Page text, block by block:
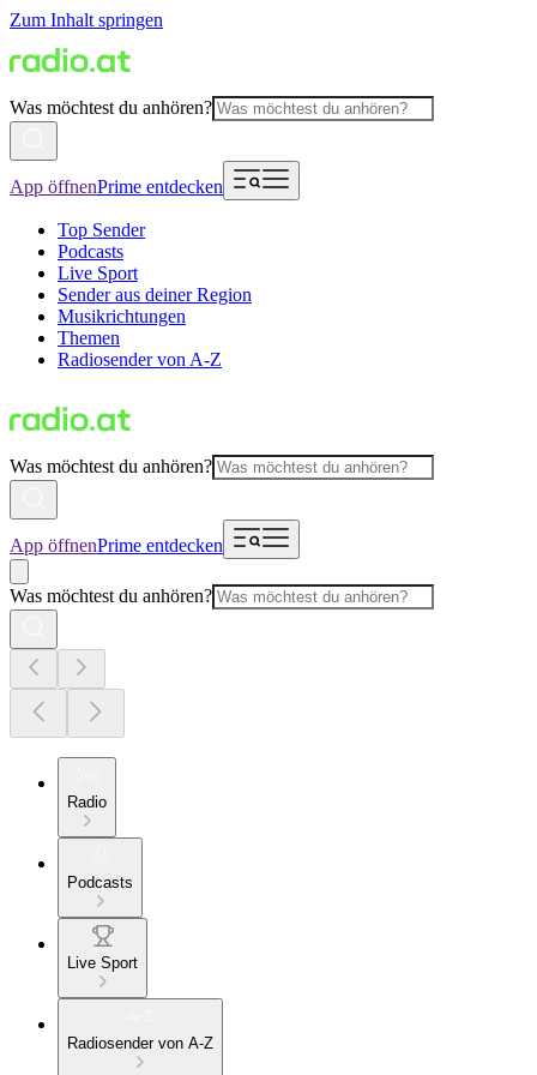
Zum Inhalt springen
Was möchtest du anhören?
App öffnenPrime entdecken
Top Sender
Podcasts
Live Sport
Sender aus deiner Region
Musikrichtungen
Themen
Radiosender von A-Z
Was möchtest du anhören?
App öffnenPrime entdecken
Was möchtest du anhören?
Radio
Podcasts
Live Sport
Radiosender von A-Z